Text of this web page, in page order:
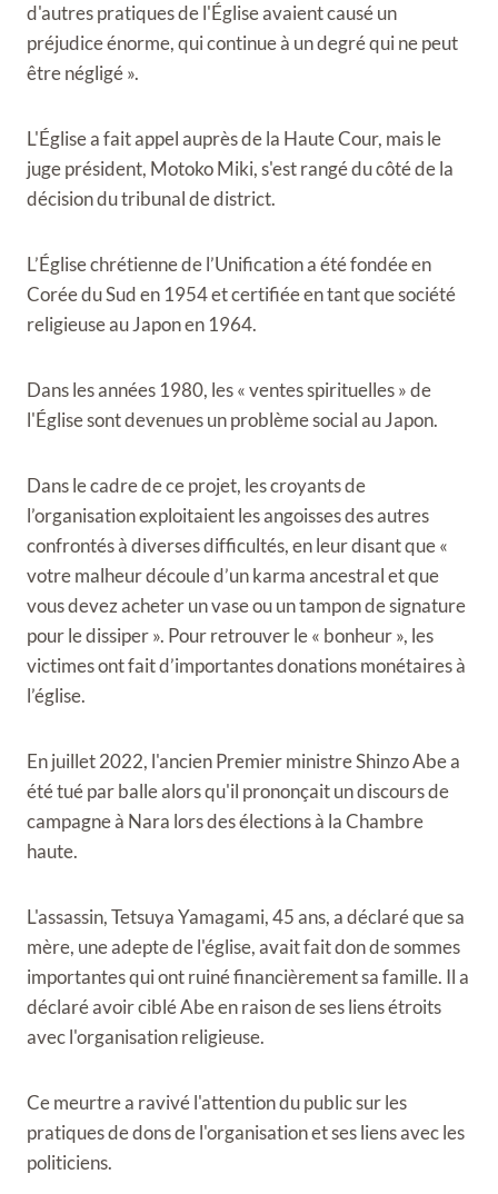
d'autres pratiques de l'Église avaient causé un
préjudice énorme, qui continue à un degré qui ne peut
être négligé ».
L'Église a fait appel auprès de la Haute Cour, mais le
juge président, Motoko Miki, s'est rangé du côté de la
décision du tribunal de district.
L’Église chrétienne de l’Unification a été fondée en
Corée du Sud en 1954 et certifiée en tant que société
religieuse au Japon en 1964.
Dans les années 1980, les « ventes spirituelles » de
l'Église sont devenues un problème social au Japon.
Dans le cadre de ce projet, les croyants de
l’organisation exploitaient les angoisses des autres
confrontés à diverses difficultés, en leur disant que «
votre malheur découle d’un karma ancestral et que
vous devez acheter un vase ou un tampon de signature
pour le dissiper ». Pour retrouver le « bonheur », les
victimes ont fait d’importantes donations monétaires à
l’église.
En juillet 2022, l'ancien Premier ministre Shinzo Abe a
été tué par balle alors qu'il prononçait un discours de
campagne à Nara lors des élections à la Chambre
haute.
L'assassin, Tetsuya Yamagami, 45 ans, a déclaré que sa
mère, une adepte de l'église, avait fait don de sommes
importantes qui ont ruiné financièrement sa famille. Il a
déclaré avoir ciblé Abe en raison de ses liens étroits
avec l'organisation religieuse.
Ce meurtre a ravivé l'attention du public sur les
pratiques de dons de l'organisation et ses liens avec les
politiciens.